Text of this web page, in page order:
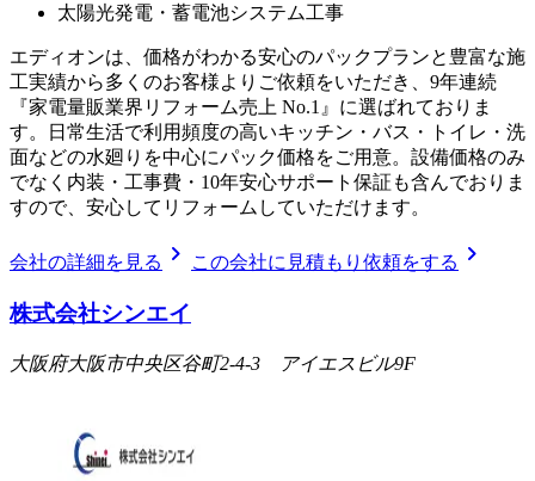
太陽光発電・蓄電池システム工事
エディオンは、価格がわかる安心のパックプランと豊富な施
工実績から多くのお客様よりご依頼をいただき、9年連続
『家電量販業界リフォーム売上 No.1』に選ばれておりま
す。日常生活で利用頻度の高いキッチン・バス・トイレ・洗
面などの水廻りを中心にパック価格をご用意。設備価格のみ
でなく内装・工事費・10年安心サポート保証も含んでおりま
すので、安心してリフォームしていただけます。
会社の詳細を見る chevron_right この会社に見積もり依頼をする chevron_right
株式会社シンエイ
大阪府大阪市中央区谷町2-4-3 アイエスビル9F